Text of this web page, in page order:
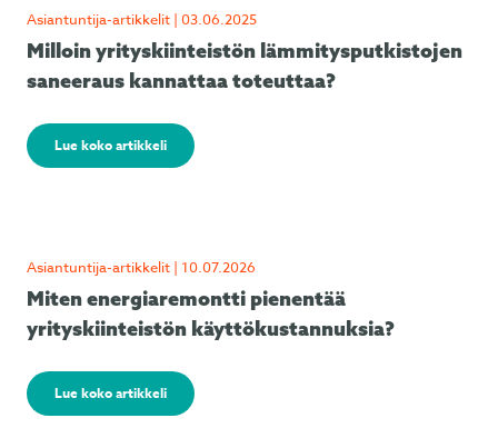
Asiantuntija-artikkelit | 03.06.2025
Milloin yrityskiinteistön lämmitysputkistojen
saneeraus kannattaa toteuttaa?
Lue koko artikkeli
Asiantuntija-artikkelit | 10.07.2026
Miten energiaremontti pienentää
yrityskiinteistön käyttökustannuksia?
Lue koko artikkeli